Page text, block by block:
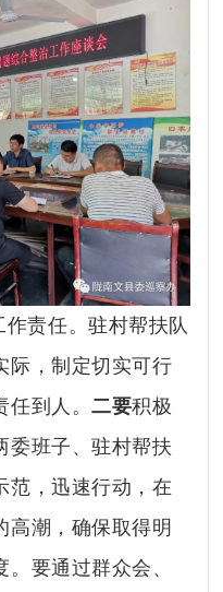
作责任。驻村帮扶队
际，制定切实可行
任到人。二要积极
委班子、驻村帮扶
范，迅速行动，在
高潮，确保取得明
。要通过群众会、